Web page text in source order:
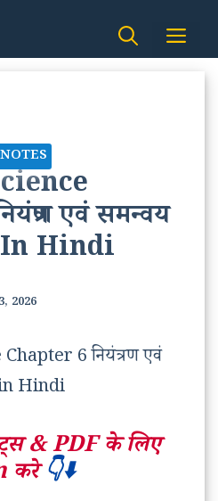
एवं समन्वय
In Hindi
2026
&PDF के लिए
करे👇⬇️